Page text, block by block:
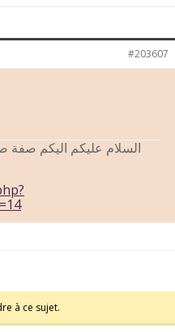
#203607
السلام عليكم اليكم صفة
à ce sujet.